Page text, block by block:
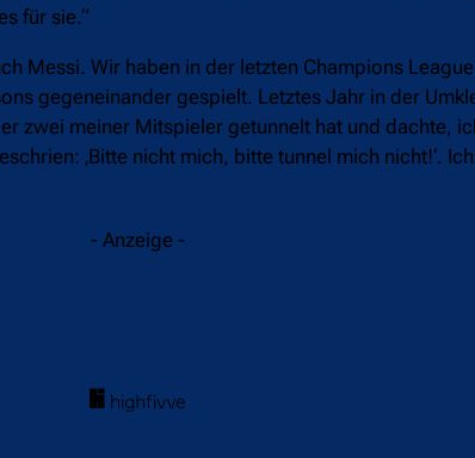
für sie.“
Messi. Wir haben in der letzten Champions
gegeneinander gespielt. Letztes Jahr in der
zwei meiner Mitspieler getunnelt hat und dachte,
‚Bitte nicht mich, bitte tunnel mich nicht!‘.
- Anzeige -